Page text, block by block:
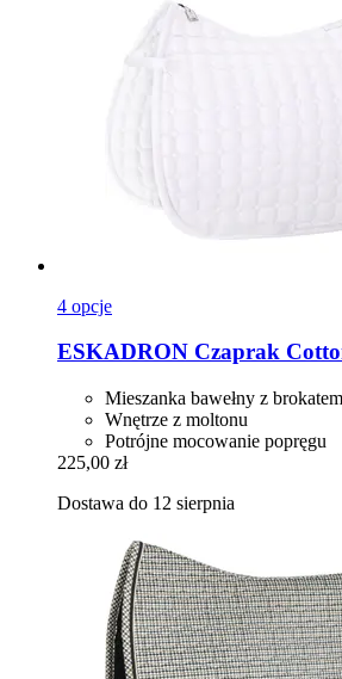
4 opcje
ESKADRON Czaprak
Mieszanka bawełny z brokatem
Wnętrze z moltonu
Potrójne mocowanie popręgu
225,00 zł
Dostawa do 12 sierpnia